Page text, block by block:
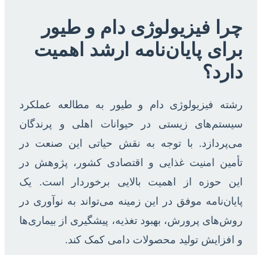
چرا فیزیولوژی دام و طیور
برای پایان‌نامه ارشد اهمیت
دارد؟
رشته فیزیولوژی دام و طیور به مطالعه عملکرد
سیستم‌های زیستی در حیوانات اهلی و پرندگان
می‌پردازد. با توجه به نقش حیاتی این صنعت در
تأمین امنیت غذایی و اقتصادی کشور، پژوهش در
این حوزه از اهمیت بالایی برخوردار است. یک
پایان‌نامه موفق در این زمینه می‌تواند به نوآوری در
روش‌های پرورش، بهبود تغذیه، پیشگیری از بیماری‌ها
و افزایش تولید محصولات دامی کمک کند.